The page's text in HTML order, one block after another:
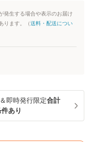
発生する場合や表示のお届け
ります。（送料・配送につい
即時発行限定合計
あり